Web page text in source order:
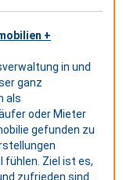
+
in und
ganz
als
oder Mieter
gefunden zu
fühlen. Ziel ist es,
zufrieden sind…